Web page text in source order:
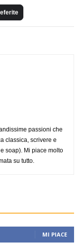
passioni che
classica, scrivere e
soap). Mi piace molto
su tutto.
MI PIACE